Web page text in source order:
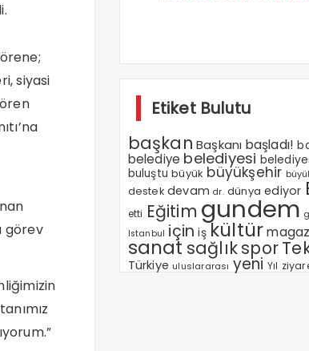
siyasi
görev
Etiket Bulutu
başkan Başkanı başladı!
belediye belediyesi
buluştu büyük büyükşehir
destek devam dr. dünya ediyor
etti Eğitim gundem
Istanbul için iş kültür
sanat sağlıkspor
Türkiye uluslararası yeni Yıl